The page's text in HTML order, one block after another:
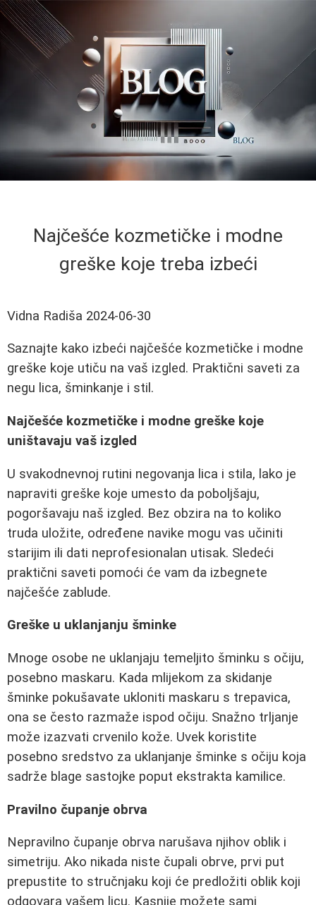
Najčešće kozmetičke i modne
greške koje treba izbeći
Vidna Radiša 2024-06-30
Saznajte kako izbeći najčešće kozmetičke i modne
greške koje utiču na vaš izgled. Praktični saveti za
negu lica, šminkanje i stil.
Najčešće kozmetičke i modne greške koje
uništavaju vaš izgled
U svakodnevnoj rutini negovanja lica i stila, lako je
napraviti greške koje umesto da poboljšaju,
pogoršavaju naš izgled. Bez obzira na to koliko
truda uložite, određene navike mogu vas učiniti
starijim ili dati neprofesionalan utisak. Sledeći
praktični saveti pomoći će vam da izbegnete
najčešće zablude.
Greške u uklanjanju šminke
Mnoge osobe ne uklanjaju temeljito šminku s očiju,
posebno maskaru. Kada mlijekom za skidanje
šminke pokušavate ukloniti maskaru s trepavica,
ona se često razmaže ispod očiju. Snažno trljanje
može izazvati crvenilo kože. Uvek koristite
posebno sredstvo za uklanjanje šminke s očiju koja
sadrže blage sastojke poput ekstrakta kamilice.
Pravilno čupanje obrva
Nepravilno čupanje obrva narušava njihov oblik i
simetriju. Ako nikada niste čupali obrve, prvi put
prepustite to stručnjaku koji će predložiti oblik koji
odgovara vašem licu. Kasnije možete sami